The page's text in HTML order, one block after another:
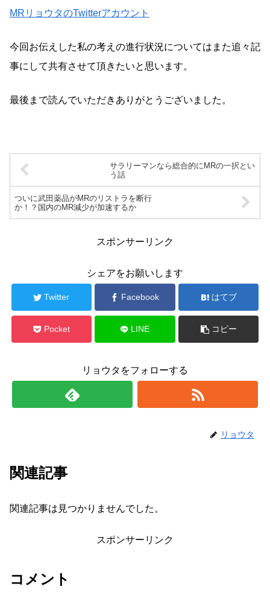
MRリョウタのTwitterアカウント
今回お伝えした私の考えの進行状況についてはまた追々記
事にして共有させて頂きたいと思います。
最後まで読んでいただきありがとうございました。
サラリーマンなら総合的にMRの一択とい
う話
ついに武田薬品がMRのリストラを断行
か！？国内のMR減少が加速するか
スポンサーリンク
シェアをお願いします
Twitter Facebook はてブ
Pocket LINE コピー
リョウタをフォローする
リョウタ
関連記事
関連記事は見つかりませんでした。
スポンサーリンク
コメント